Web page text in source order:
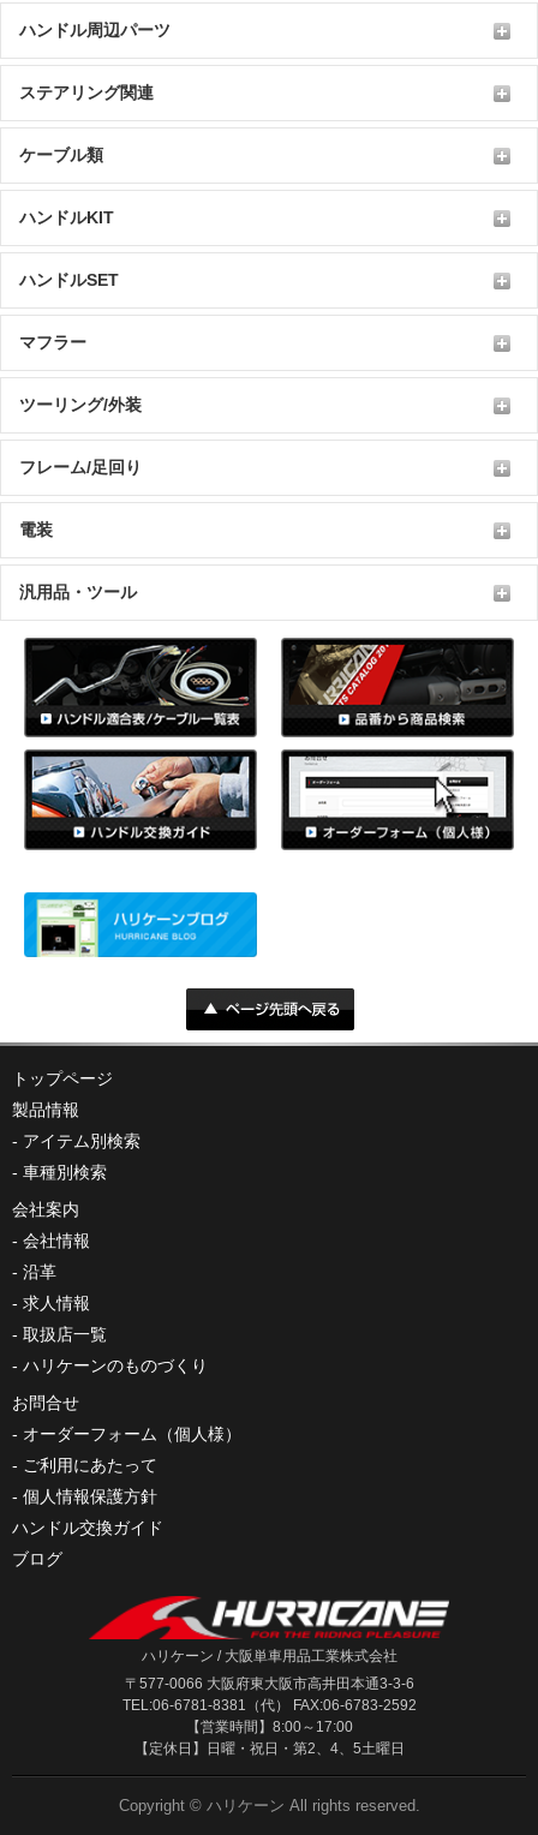
ハンドル周辺パーツ
ステアリング関連
ケーブル類
ハンドルKIT
ハンドルSET
マフラー
ツーリング/外装
フレーム/足回り
電装
汎用品・ツール
トップページ
製品情報
アイテム別検索
車種別検索
会社案内
会社情報
沿革
求人情報
取扱店一覧
ハリケーンのものづくり
お問合せ
オーダーフォーム（個人様）
ご利用にあたって
個人情報保護方針
ハンドル交換ガイド
ブログ
ハリケーン / 大阪単車用品工業株式会社
〒577-0066 大阪府東大阪市高井田本通3-3-6
TEL:06-6781-8381（代） FAX:06-6783-2592
【営業時間】8:00～17:00
【定休日】日曜・祝日・第2、4、5土曜日
Copyright © ハリケーン All rights reserved.